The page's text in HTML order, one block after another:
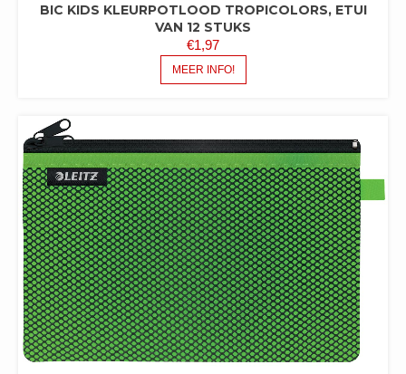
BIC KIDS KLEURPOTLOOD TROPICOLORS, ETUI
VAN 12 STUKS
€1,97
MEER INFO!